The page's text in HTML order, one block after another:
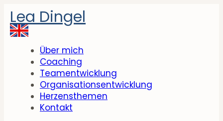
Lea Dingel
Über mich
Coaching
Teamentwicklung
Organisationsentwicklung
Herzensthemen
Kontakt